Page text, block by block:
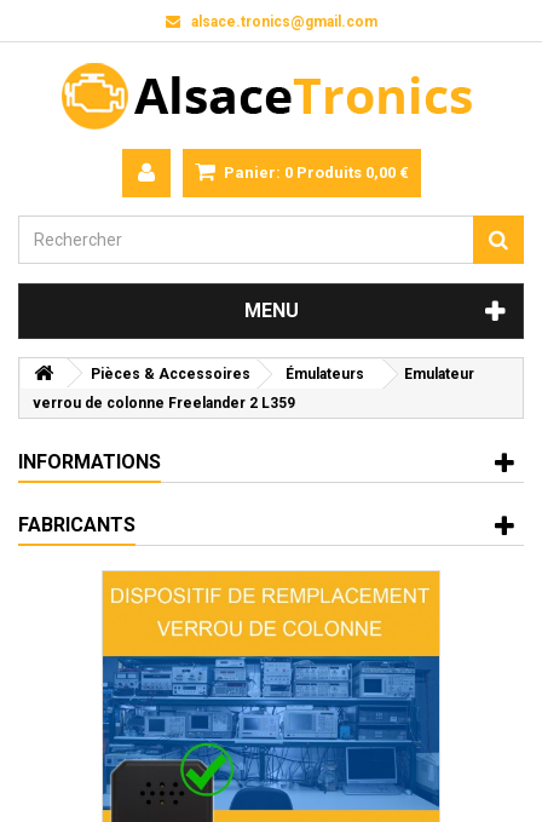
alsace.tronics@gmail.com
Panier: 0 Produits 0,00 €
MENU
Pièces & Accessoires Émulateurs
Emulateur
verrou de colonne Freelander 2 L359
INFORMATIONS
FABRICANTS